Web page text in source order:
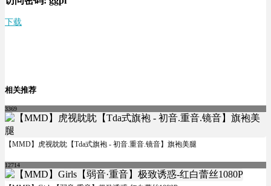
下载
相关推荐
3369
【MMD】虎视眈眈【Tda式旗袍 - 初音.重音.镜音】旗袍美腿
12714